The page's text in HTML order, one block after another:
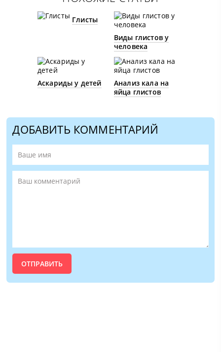
Глисты
Виды глистов у
человека
Аскариды у детей
Анализ кала на
яйца глистов
ДОБАВИТЬ КОММЕНТАРИЙ